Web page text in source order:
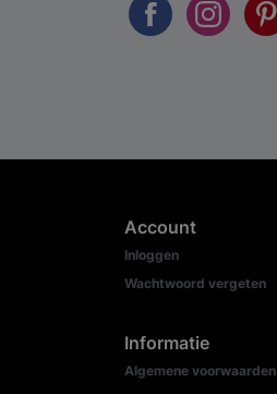
Account
Inloggen
Wachtwoord vergeten
Informatie
Algemene voorwaarden